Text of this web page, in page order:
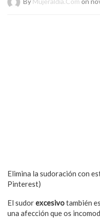
Elimina la sudoración con
Pinterest)
El sudorexcesivotambién
una afección que os